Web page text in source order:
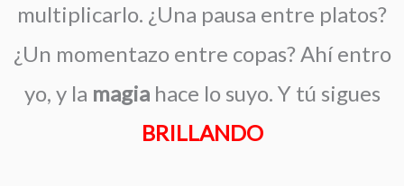
multiplicarlo. ¿Una pausa entre platos?
¿Un momentazo entre copas? Ahí entro
yo, y la magiahace lo suyo. Y tú sigues
BRILLANDO